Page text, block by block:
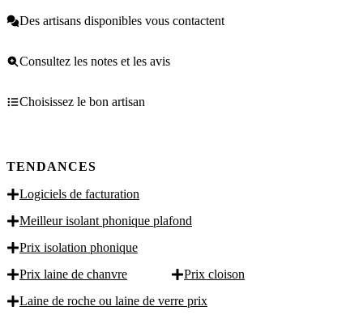
Des artisans disponibles vous contactent
Consultez les notes et les avis
Choisissez le bon artisan
TENDANCES
Logiciels de facturation
Meilleur isolant phonique plafond
Prix isolation phonique
Prix laine de chanvre
Prix cloison
Laine de roche ou laine de verre prix